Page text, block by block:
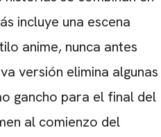
incluye una escena
anime, nunca antes
versión elimina algunas
gancho para el final del
al comienzo del